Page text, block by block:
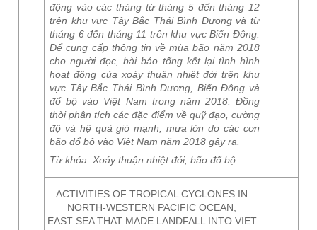
động vào các tháng từ tháng 5 đến tháng 12
trên khu vực Tây Bắc Thái Bình Dương và từ
tháng 6 đến tháng 11 trên khu vực Biển Đông.
Để cung cấp thông tin về mùa bão năm 2018
cho người đọc, bài báo tổng kết lại tình hình
hoạt động của xoáy thuận nhiệt đới trên khu
vực Tây Bắc Thái Bình Dương, Biển Đông và
đổ bộ vào Việt Nam trong năm 2018. Đồng
thời phân tích các đặc điểm về quỹ đạo, cường
độ và hệ quả gió mạnh, mưa lớn do các cơn
bão đổ bộ vào Việt Nam năm 2018 gây ra.
Từ khóa: Xoáy thuận nhiệt đới, bão đổ bộ.
ACTIVITIES OF TROPICAL CYCLONES IN
NORTH-WESTERN PACIFIC OCEAN,
EAST SEA THAT MADE LANDFALL INTO VIET